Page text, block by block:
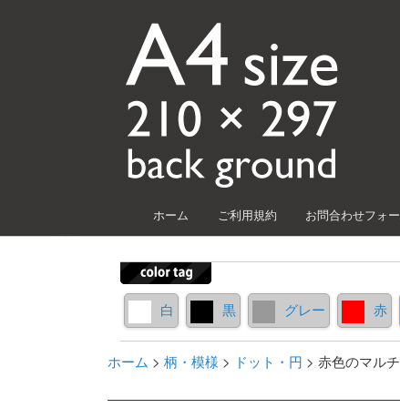
メインコンテンツへ移動
サブコンテンツへ移動
ホーム ご利用規約 お問合わせフォ
白 黒 グレー 赤
ホーム > 柄・模様 > ドット・円 > 赤色のマル